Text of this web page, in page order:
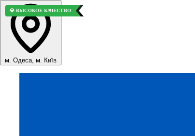
м. Одеса, м. Київ
⭐ ВЫБОР ПОКУПАТЕЛЕЙ
💎 ВЫСОКОЕ КАЧЕСТВО